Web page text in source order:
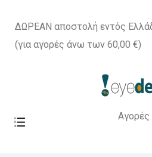
ΔΩΡΕΑΝ αποστολή εντός
(για αγορές άνω των 60,00 €)
Αγορές